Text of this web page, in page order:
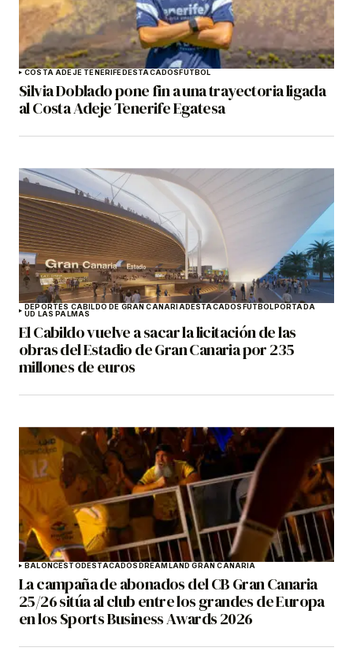
COSTA ADEJE TENERIFEDESTACADOSFÚTBOL
Silvia Doblado pone fin a una trayectoria ligada
al Costa Adeje Tenerife Egatesa
DEPORTES CABILDO DE GRAN CANARIADESTACADOSFÚTBOLPORTADA
UD LAS PALMAS
El Cabildo vuelve a sacar la licitación de las
obras del Estadio de Gran Canaria por 235
millones de euros
BALONCESTODESTACADOSDREAMLAND GRAN CANARIA
La campaña de abonados del CB Gran Canaria
25/26 sitúa al club entre los grandes de Europa
en los Sports Business Awards 2026